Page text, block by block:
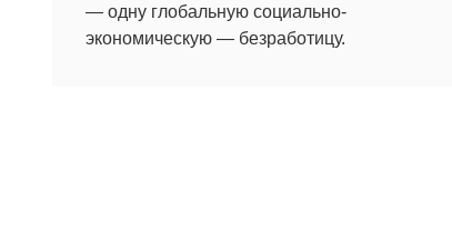
— одну глобальную социально-
экономическую — безработицу.